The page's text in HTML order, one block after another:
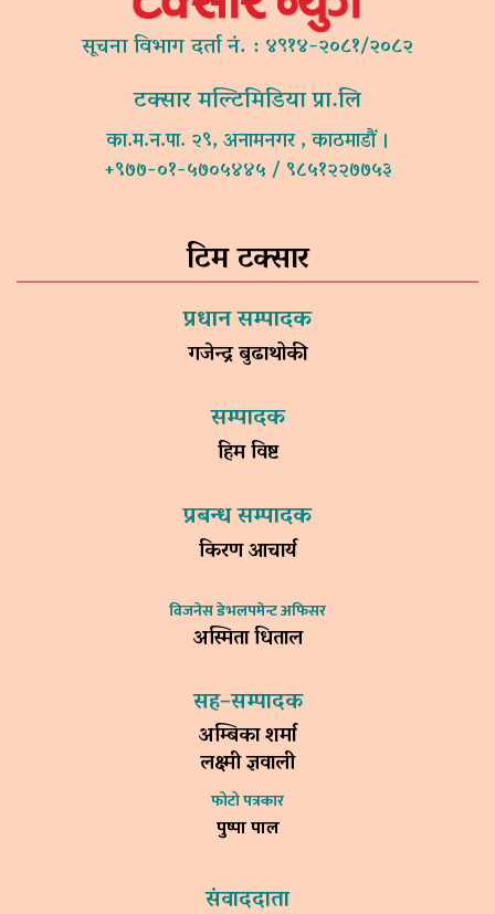
सूचना विभाग दर्ता नं. : ४९१४-२०८१/२०८२
टक्सार मल्टिमिडिया प्रा.लि
का.म.न.पा. २९, अनामनगर , काठमाडौं ।
+९७७-०१-५७०५४४५ / ९८५१२२७७५३
टिम टक्सार
प्रधान सम्पादक
गजेन्द्र बुढाथोकी
सम्पादक
हिम विष्ट
प्रबन्ध सम्पादक
किरण आचार्य
विजनेस डेभलपमेन्ट अफिसर
अस्मिता धिताल
सह–सम्पादक
अम्बिका शर्मा
लक्ष्मी ज्ञवाली
फोटो पत्रकार
पुष्पा पाल
संवाददाता